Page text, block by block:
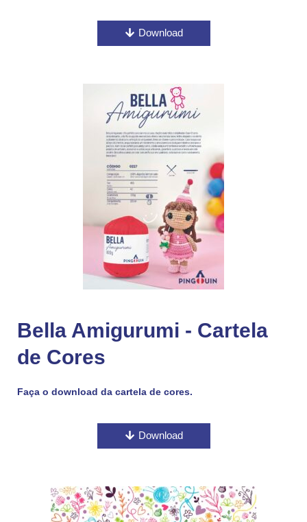
Download
Bella Amigurumi - Cartela
de Cores
Faça o download da cartela de cores.
Download